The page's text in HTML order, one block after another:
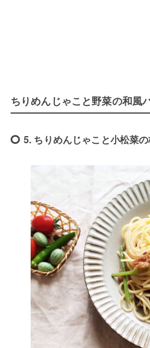
ちりめんじゃこと野菜の和風
5. ちりめんじゃこと小松菜